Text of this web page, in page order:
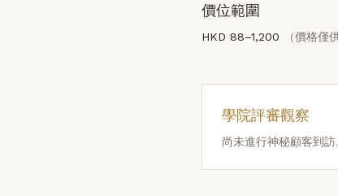
價位範圍
HKD 88–1,200 （價格僅
學院評審觀察
尚未進行神秘顧客到訪